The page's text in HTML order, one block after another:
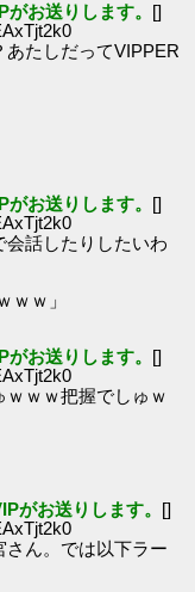
お送りします。 []
たしだってVIPPER
お送りします。 []
話したりしたいわ
ｗｗ」
お送りします。 []
ｗｗ把握でしゅｗ
がお送りします。 []
ん。では以下ラー